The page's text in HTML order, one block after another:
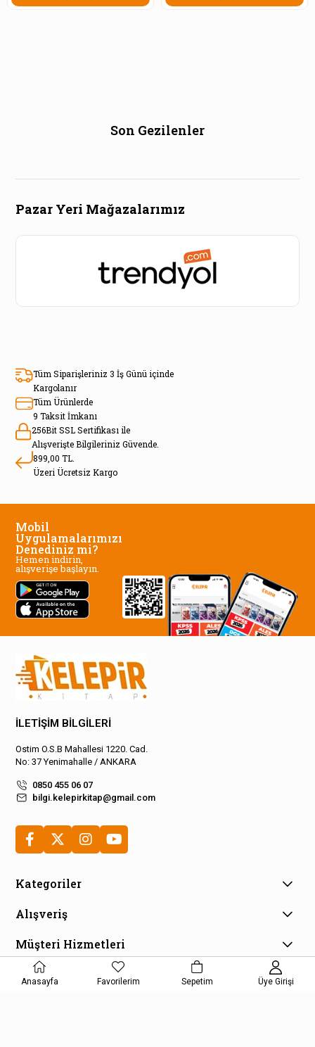
Son Gezilenler
Pazar Yeri Mağazalarımız
Tüm Siparişleriniz 3 İş Günü içinde
Kargolanır
Tüm Ürünlerde
9 Taksit İmkanı
256Bit SSL Sertifikası ile
Alışverişte Bilgileriniz Güvende.
899,00 TL.
Üzeri Ücretsiz Kargo
Mobil
Uygulamalarımızı
Denediniz mi?
Hemen indirin,
alışverişe başlayın.
İLETİŞİM BİLGİLERİ
Ostim O.S.B Mahallesi 1220. Cad.
No: 37 Yenimahalle / ANKARA
0850 455 06 07
bilgi.kelepirkitap@gmail.com
Kategoriler
Alışveriş
Müşteri Hizmetleri
E-Bülten Aboneliği
Kampanya ve fırsatlardan haberdar olmak için e-bültenimize
Anasayfa Favorilerim Sepetim Üye Girişi